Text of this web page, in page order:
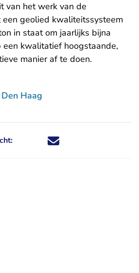
van het werk van de
een geolied kwaliteitssysteem
in staat om jaarlijks bijna
een kwalitatief hoogstaande,
manier af te doen.
Haag
Deel dit nieuwsbericht via X -
Deel dit nieuwsbericht via
Deel dit nieuwsbericht
Deel dit